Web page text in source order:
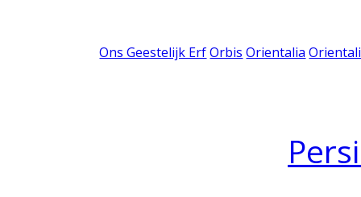
Ons Geestelijk Erf Orbis Orientalia